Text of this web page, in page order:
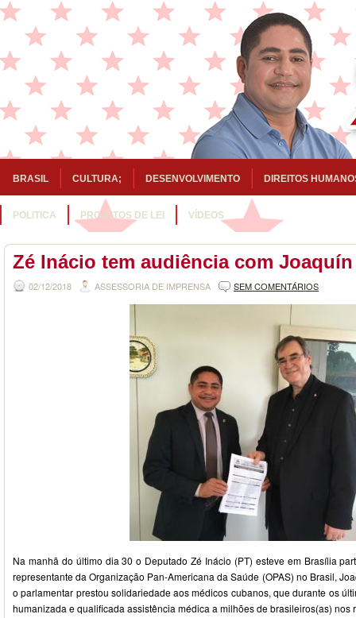
BRASIL CULTURA; DESENVOLVIMENTO DIREITOS
POLITICA PROJETOS DE LEI VÍDEOS
Zé Inácio tem audiência com
02/12/2018 ASSESSORIA DE IMPRENSA SEM COMENTÁRIOS
Na manhã do último dia 30 o Deputado Zé Inácio (PT) esteve em Brasília
representante da Organização Pan-Americana da Saúde (OPAS) no Brasil,
o parlamentar prestou solidariedade aos médicos cubanos, que durante os
humanizada e qualificada assistência médica a milhões de brasileiros(as) nos